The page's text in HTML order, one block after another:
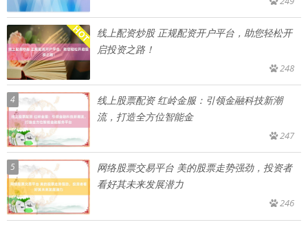
线上配资炒股 正规配资开户平台，助您轻松开
启投资之路！
248
4
线上股票配资 红岭金服：引领金融科技新潮
流，打造全方位智能金
247
5
网络股票交易平台 美的股票走势强劲，投资者
看好其未来发展潜力
246